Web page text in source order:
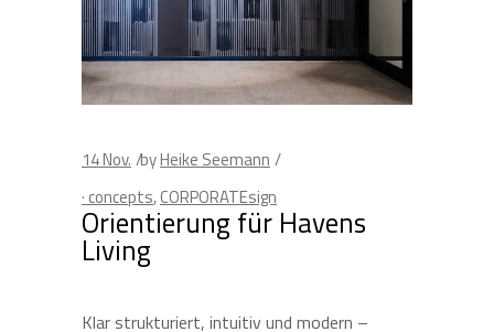
14Nov. byHeike Seemann
· concepts,CORPORATEsign
Orientierung für Havens
Living
Klar strukturiert, intuitiv und modern –